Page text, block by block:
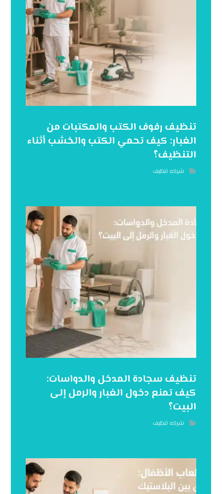
تنظيف رفوف الكتب والمكتبات من
الغبار: كيف تحمي الكتب والخشب أثناء
التنظيف؟
شركه تنظيف
تنظيف سجادة المدخل والدواسات:
كيف تمنع دخول الغبار والرمل إلى
البيت؟
شركه تنظيف